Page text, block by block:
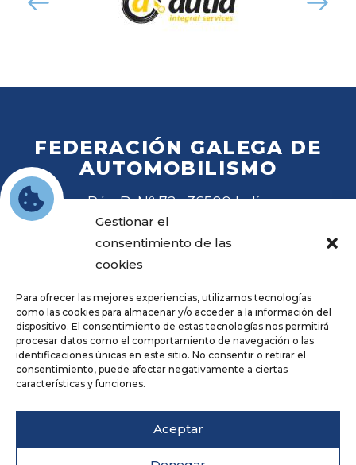
Gestionar el
consentimiento de las
cookies
Para ofrecer las mejores experiencias, utilizamos tecnologías
como las cookies para almacenar y/o acceder a la información del
dispositivo. El consentimiento de estas tecnologías nos permitirá
procesar datos como el comportamiento de navegación o las
identificaciones únicas en este sitio. No consentir o retirar el
consentimiento, puede afectar negativamente a ciertas
características y funciones.
Aceptar
FEDERACIÓN GALEGA DE
AUTOMOBILISMO
Rúa B, Nº 72 · 36500 Lalín
Tel. 988 27 28 41
Emailfga@fga.es
Hora local:
Repositorio
Aviso legal
Política de privacidade
Cookies